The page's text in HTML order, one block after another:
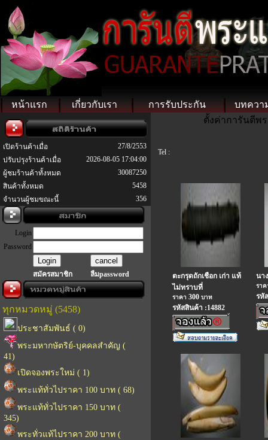
หน้าแรก เกี่ยวกับเรา การรับประกัน บทควา
เปิดร้านค้าเมื่อ
27/8/2553
ปรับปรุงร้านค้าเมื่อ
2026-08-05 17:04:00
ผู้ชมร้านค้าทั้งหมด
30087250
สินค้าทั้งหมด
5458
จำนวนผู้ชมขณะนี้
356
Login
Password
สมัครสมาชิก ลืมpassword
ทุกหมวดหมู่ (5458)
ประชาสัมพันธ์ ( 0)
พระมหากษัตริย์-บุคคลสำคัญ (
41)
เปิดจองพระใหม่ ( 1)
พระแท้ทั่วไปราคา 100 บาท ( 68)
พระแท้ทั่วไปราคา 150 บาท (
345)
พระทั่วแท้ไปราคา 200 บาท (
ตั้งค่าการันตีพร
Tel :
ตะกรุดถักเชือก เก่า แท้
ไม่ทราบที่
ราคา 300 บาท
รหัสสินค้า :14882
นา
รา
รหั